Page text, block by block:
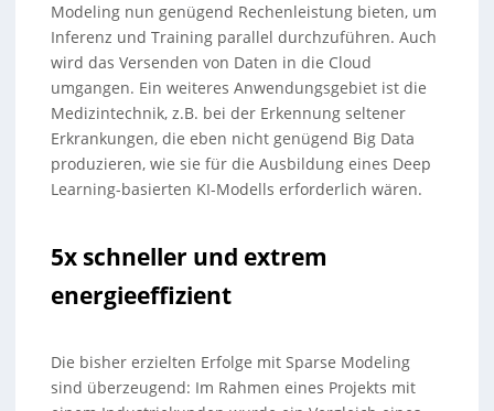
Modeling nun genügend Rechenleistung bieten, um
Inferenz und Training parallel durchzuführen. Auch
wird das Versenden von Daten in die Cloud
umgangen. Ein weiteres Anwendungsgebiet ist die
Medizintechnik, z.B. bei der Erkennung seltener
Erkrankungen, die eben nicht genügend Big Data
produzieren, wie sie für die Ausbildung eines Deep
Learning-basierten KI-Modells erforderlich wären.
5x schneller und extrem
energieeffizient
Die bisher erzielten Erfolge mit Sparse Modeling
sind überzeugend: Im Rahmen eines Projekts mit